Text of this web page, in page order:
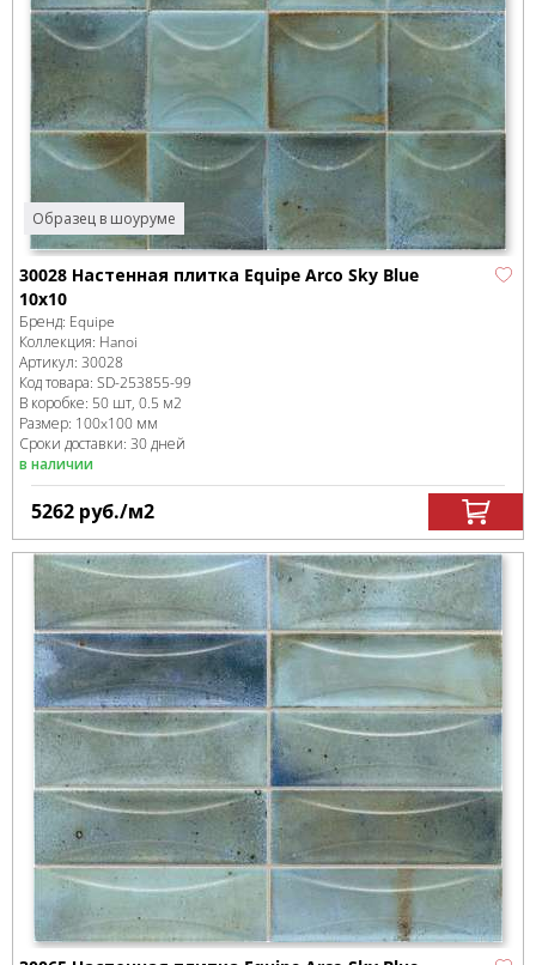
Образец в шоуруме
30028 Настенная плитка Equipe Arco Sky Blue
10х10
Бренд: Equipe
Коллекция: Hanoi
Артикул: 30028
Код товара: SD-253855-99
В коробке: 50 шт, 0.5 м2
Размер: 100x100 мм
Сроки доставки: 30 дней
в наличии
5262 руб./м2